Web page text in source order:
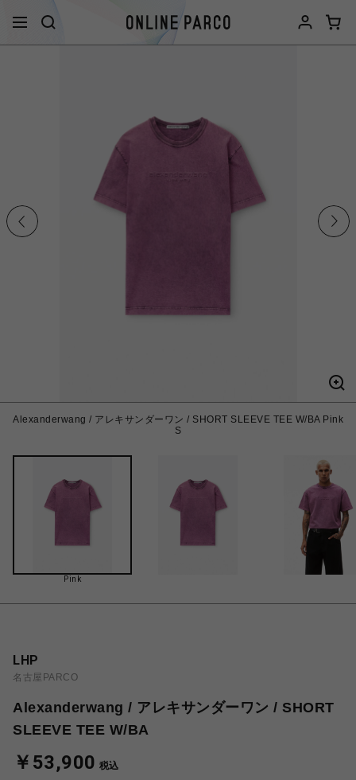
Alexanderwang / アレキサンダーワン / SHORT SLEEVE TEE W/BA Pink
S
Pink
LHP
名古屋PARCO
Alexanderwang / アレキサンダーワン / SHORT
SLEEVE TEE W/BA
￥53,900 税込